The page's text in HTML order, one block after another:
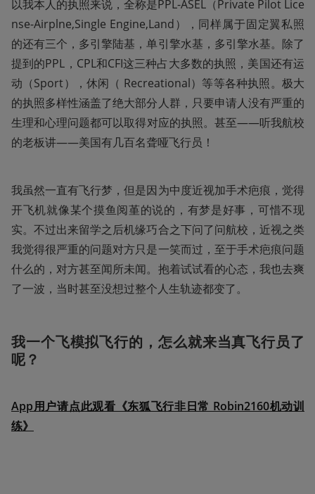
以我本人的执照来说，全称是PPL-ASEL（Private Pilot Lice
nse-Airplne,Single Engine,Land），同样属于固定翼私照
的还有三个，多引擎陆基，单引擎水基，多引擎水基。除了
提到的PPL，CPL和CFI这三种占大多数的执照，美国还有运
动（Sport），休闲（ Recreational）等等各种执照。极大
的执照多样性涵盖了绝大部分人群，只要申请人没有严重的
生理和心理问题都可以取得对应的执照。甚至——听我航校
的老板讲——美国有几百名聋哑飞行员！
我虽然一直有飞行梦，但是因为中度近视加手术疤痕，觉得
开飞机就像某个摸鱼阅堇的说的，有梦是好事，可惜不现
实。不过出来留学之后机缘巧合之下问了问航校，近视之类
我觉得很严重的问题对方只是一笑而过，至于手术疤痕问题
什么的，对方甚至闻所未闻。抱着试试看的心态，我也去爽
了一波，当时甚至没想过整个人生轨迹都变了。
我一个飞模拟飞行的，怎么就来当真飞行员了
呢？
App用户请点此观看《东狐飞行非日常 Robin2160机动训
练》